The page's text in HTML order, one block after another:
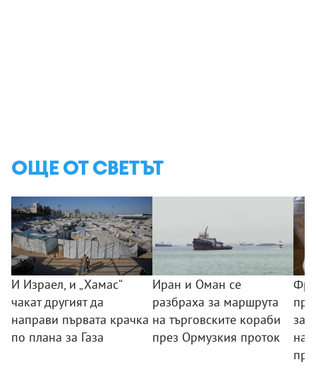
ОЩЕ ОТ СВЕТЪТ
И Израел, и „Хамас“
чакат другият да
направи първата крачка
по плана за Газа
Иран и Оман се
разбраха за маршрута
на търговските кораби
през Ормузкия проток